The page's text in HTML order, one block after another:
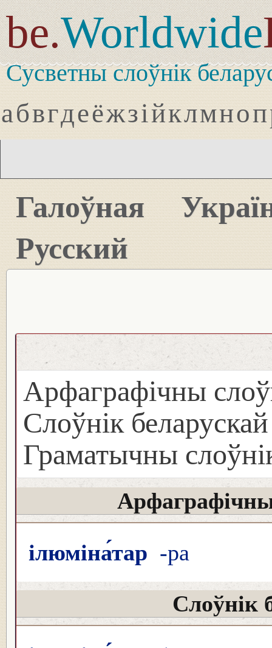
be.Worldwide
Сусветны слоўнік
абвгдеёжзійклмноп
Галоўная
Русский
Арфаграфічны
Слоўнік
Граматычны
ілюміна́тар -ра
Слоўнік